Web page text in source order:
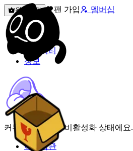
원픽선택 팬 가입 멤버십
밐타운
피드
커뮤니티
정보
커뮤니티 기능이 비활성화 상태에요.
이용약관